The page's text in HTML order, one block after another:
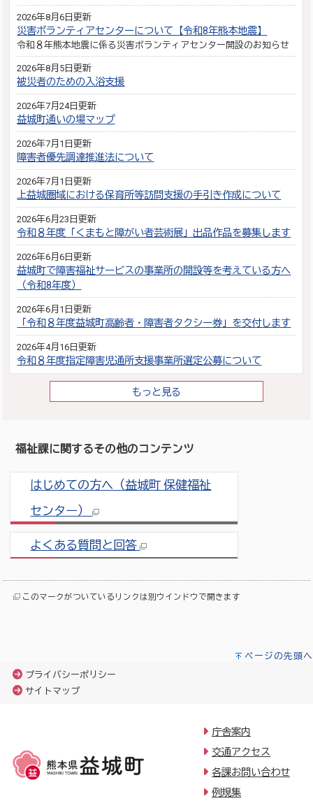
2026年8月6日更新
災害ボランティアセンターについて【令和8年熊本地震】
令和８年熊本地震に係る災害ボランティアセンター開設のお知らせ
2026年8月5日更新
被災者のための入浴支援
2026年7月24日更新
益城町通いの場マップ
2026年7月1日更新
障害者優先調達推進法について
2026年7月1日更新
上益城圏域における保育所等訪問支援の手引き作成について
2026年6月23日更新
令和８年度「くまもと障がい者芸術展」出品作品を募集します
2026年6月6日更新
益城町で障害福祉サービスの事業所の開設等を考えている方へ
（令和8年度）
2026年6月1日更新
「令和８年度益城町高齢者・障害者タクシー券」を交付します
2026年4月16日更新
令和８年度指定障害児通所支援事業所選定公募について
もっと見る
福祉課に関するその他のコンテンツ
はじめての方へ（益城町 保健福祉
センター）
よくある質問と回答
このマークがついているリンクは別ウインドウで開きます
ページの先頭へ
プライバシーポリシー
サイトマップ
庁舎案内
交通アクセス
各課お問い合わせ
例規集